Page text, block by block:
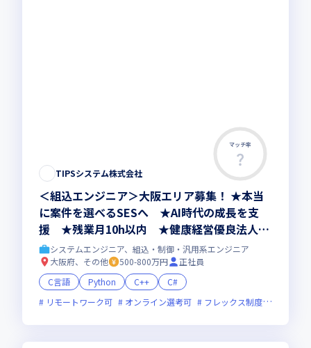
マッチ率
TIPSシステム株式会社
＜組込エンジニア＞大阪エリア募集！ ★本当
に案件を選べるSESへ ★AI時代の成長を支
援 ★残業月10h以内 ★健康経営優良法人20
26認定
システムエンジニア、組込・制御・汎用系エンジニア
大阪府、その他
500-800万円
正社員
C言語
Python C++
C#
リモートワーク可
オンライン選考可 フレックス制度あり